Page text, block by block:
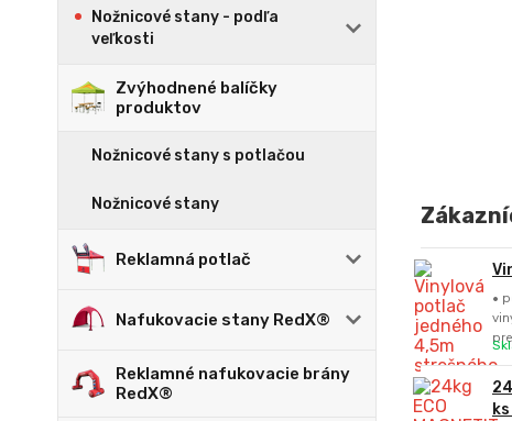
Nožnicové stany - podľa
veľkosti
Zvýhodnené balíčky
produktov
Nožnicové stany s potlačou
Nožnicové stany
Reklamná potlač
Nafukovacie stany RedX®
Reklamné nafukovacie brány
RedX®
•